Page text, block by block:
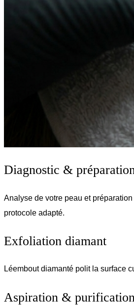
Diagnostic &
Analyse de votre peau et
protocole adapté.
Exfoliation diamant
Léembout diamanté polit la surface
Aspiration & purification